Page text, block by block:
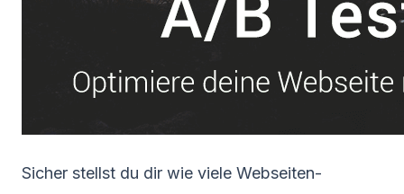
Sicher stellst du dir wie viele Webseiten-